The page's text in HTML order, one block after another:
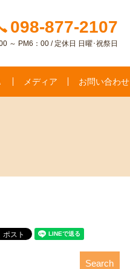
098-877-2107
～ PM6：00 / 定休日 日曜･祝祭日
メディア お問い合わせ